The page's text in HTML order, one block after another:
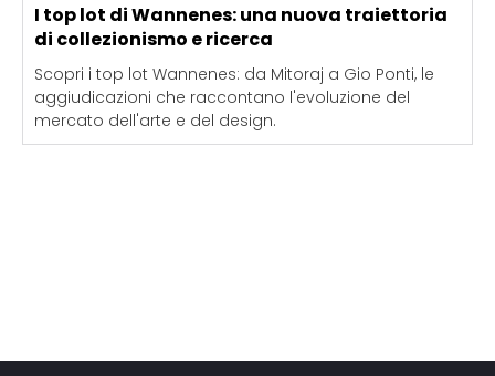
I top lot di Wannenes: una nuova traiettoria
di collezionismo e ricerca
Scopri i top lot Wannenes: da Mitoraj a Gio Ponti, le
aggiudicazioni che raccontano l'evoluzione del
mercato dell'arte e del design.